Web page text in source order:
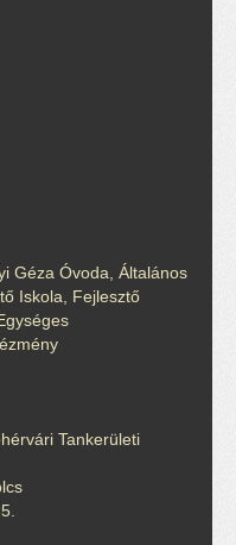
Géza Óvoda, Általános
Iskola, Fejlesztő
Tankerületi